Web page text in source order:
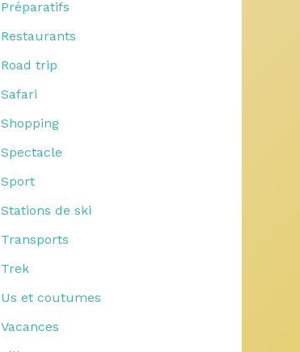
Préparatifs
Restaurants
Road trip
Safari
Shopping
Spectacle
Sport
Stations de ski
Transports
Trek
Us et coutumes
Vacances